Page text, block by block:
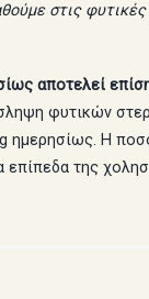
στις
αποτελεί
φυτικών
ημερησίως. Η
της